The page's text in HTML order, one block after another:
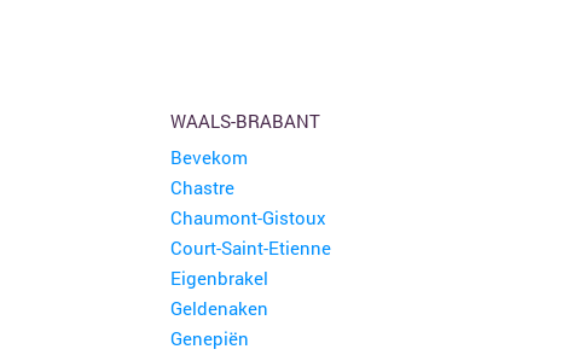
WAALS-BRABANT
Bevekom
Chastre
Chaumont-Gistoux
Court-Saint-Etienne
Eigenbrakel
Geldenaken
Genepiën